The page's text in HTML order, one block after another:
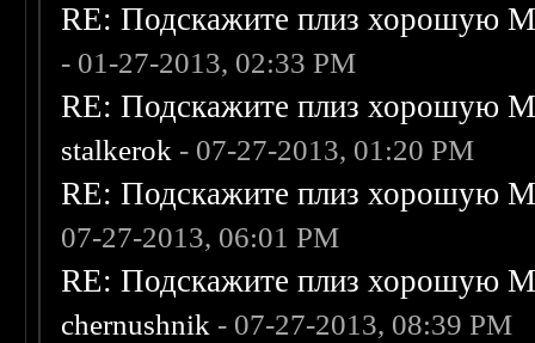
RE: Подскажите плиз хорошую
- 01-27-2013, 02:33 PM
RE: Подскажите плиз хорошую
stalkerok - 07-27-2013, 01:20 PM
RE: Подскажите плиз хорошую
07-27-2013, 06:01 PM
RE: Подскажите плиз хорошую
chernushnik - 07-27-2013, 08:39 PM